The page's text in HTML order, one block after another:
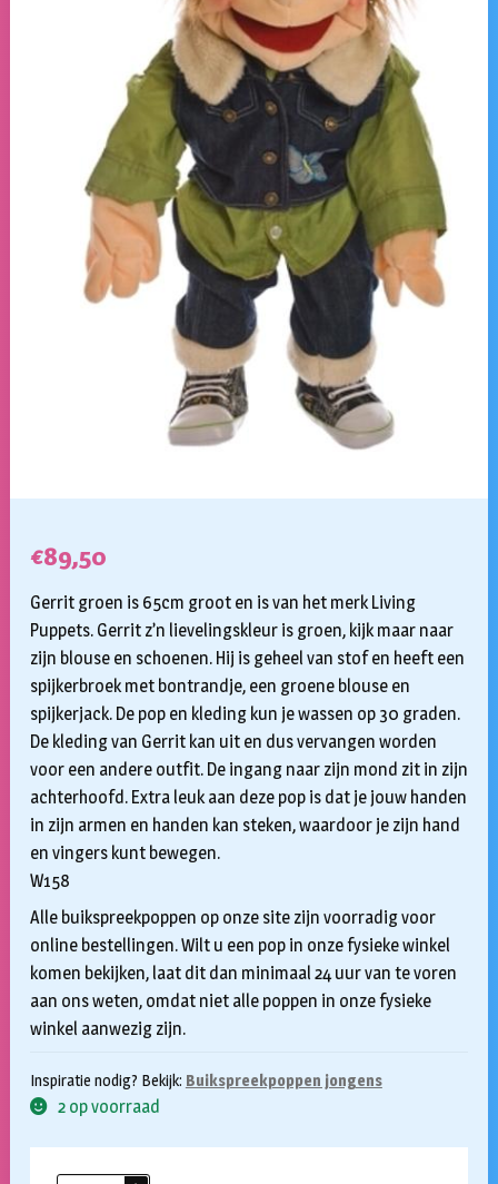
€89,50
Gerrit groen is 65cm groot en is van het merk Living
Puppets. Gerrit z’n lievelingskleur is groen, kijk maar naar
zijn blouse en schoenen. Hij is geheel van stof en heeft een
spijkerbroek met bontrandje, een groene blouse en
spijkerjack. De pop en kleding kun je wassen op 30 graden.
De kleding van Gerrit kan uit en dus vervangen worden
voor een andere outfit. De ingang naar zijn mond zit in zijn
achterhoofd. Extra leuk aan deze pop is dat je jouw handen
in zijn armen en handen kan steken, waardoor je zijn hand
en vingers kunt bewegen.
W158
Alle buikspreekpoppen op onze site zijn voorradig voor
online bestellingen. Wilt u een pop in onze fysieke winkel
komen bekijken, laat dit dan minimaal 24 uur van te voren
aan ons weten, omdat niet alle poppen in onze fysieke
winkel aanwezig zijn.
Inspiratie nodig? Bekijk: Buikspreekpoppen jongens
2 op voorraad